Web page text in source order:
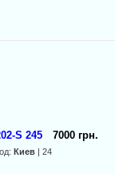
S 245 7000 грн.
Киев| 24